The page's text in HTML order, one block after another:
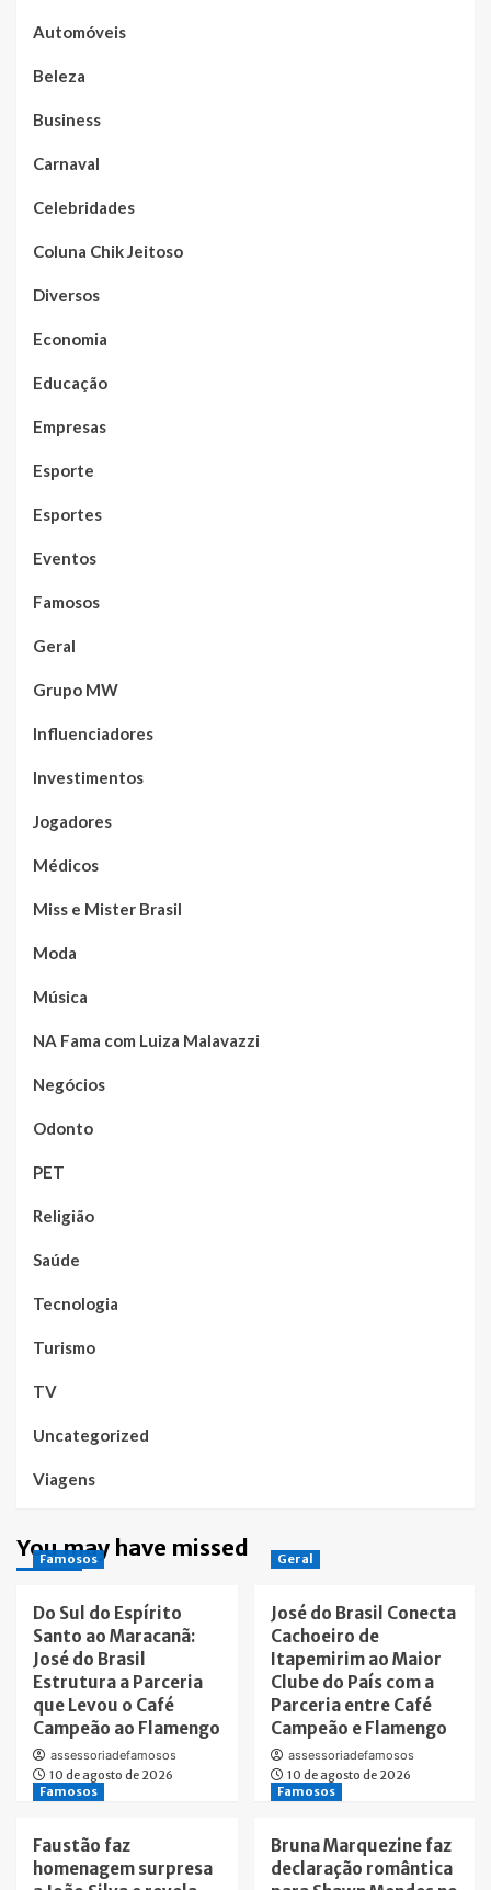
Automóveis
Beleza
Business
Carnaval
Celebridades
Coluna Chik Jeitoso
Diversos
Economia
Educação
Empresas
Esporte
Esportes
Eventos
Famosos
Geral
Grupo MW
Influenciadores
Investimentos
Jogadores
Médicos
Miss e Mister Brasil
Moda
Música
NA Fama com Luiza Malavazzi
Negócios
Odonto
PET
Religião
Saúde
Tecnologia
Turismo
TV
Uncategorized
Viagens
You may have missed
Famosos
Do Sul do Espírito
Santo ao Maracanã:
José do Brasil
Estrutura a Parceria
que Levou o Café
Campeão ao Flamengo
assessoriadefamosos
10 de agosto de 2026
Geral
José do Brasil Conecta
Cachoeiro de
Itapemirim ao Maior
Clube do País com a
Parceria entre Café
Campeão e Flamengo
assessoriadefamosos
10 de agosto de 2026
Famosos
Faustão faz
homenagem surpresa
Famosos
Bruna Marquezine faz
declaração romântica